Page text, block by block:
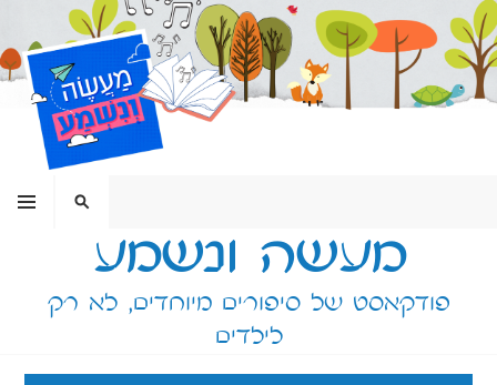
דילוג
לתוכן
מעשה ונשמע
פודקאסט של סיפורים מיוחדים, לא רק
לילדים
תפריט חיפוש